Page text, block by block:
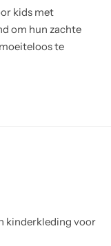
kids met
om hun zachte
te
kinderkleding voor